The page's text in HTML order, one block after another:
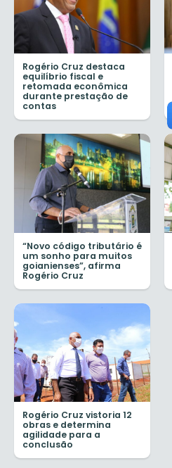
Rogério Cruz destaca
equilíbrio fiscal e
retomada econômica
durante prestação de
contas
“Novo código tributário é
um sonho para muitos
goianienses”, afirma
Rogério Cruz
Rogério Cruz vistoria 12
obras e determina
agilidade para a
conclusão